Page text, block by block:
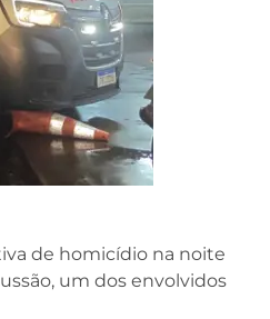
de homicídio na noite
um dos envolvidos